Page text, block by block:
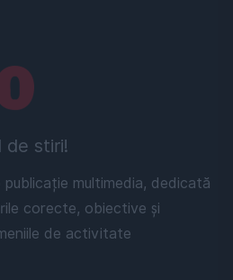
de stiri!
publicație multimedia, dedicată
corecte, obiective și
de activitate